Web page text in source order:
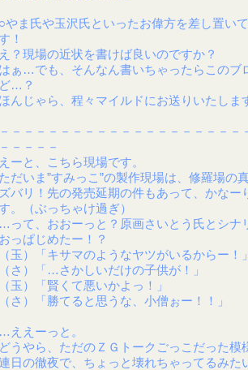
○やま氏や玉沢氏といったお偉方を差し置い
！
え？現場の近状を書けば良いのですか？
はぁ…でも、そんなん書いちゃったらこのブ
ど…？
ほんじゃら、程々マイルドにお送りいたしま
－－－－－－－－－－－－－－－－－－－
－－－－－
えーと、こちら現場です。
ただいま”すみっこ”の製作現場は、修羅場の
ズバリ！先の発売延期の件もあって、かなー
。（ぶっちゃけ過ぎ）
…って、おおーっと？原画さいとう氏とシナ
おっぱじめたー！？
（玉）「キサマのようなヤツがいるからー！
（さ）「…さかしいだけの子供が！」
（玉）「賢くて悪いかよっ！」
（さ）「勝てると思うな、小僧ぉー！！」
…ええーっと。
どうやら、ただのＺＧトークごっこだった模
日の徹夜で、ちょっと壊れちゃってるみた